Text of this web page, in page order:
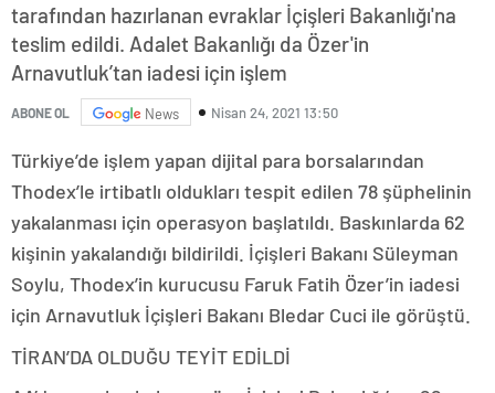
tarafından hazırlanan evraklar İçişleri Bakanlığı'na
teslim edildi. Adalet Bakanlığı da Özer'in
Arnavutluk’tan iadesi için işlem
ABONE OL News Nisan 24, 2021 13:50
Türkiye’de işlem yapan dijital para borsalarından
Thodex’le irtibatlı oldukları tespit edilen 78 şüphelinin
yakalanması için operasyon başlatıldı. Baskınlarda 62
kişinin yakalandığı bildirildi. İçişleri Bakanı Süleyman
Soylu, Thodex’in kurucusu Faruk Fatih Özer’in iadesi
için Arnavutluk İçişleri Bakanı Bledar Cuci ile görüştü.
TİRAN’DA OLDUĞU TEYİT EDİLDİ